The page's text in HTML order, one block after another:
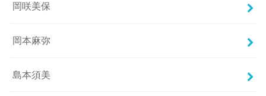
岡咲美保
岡本麻弥
島本須美